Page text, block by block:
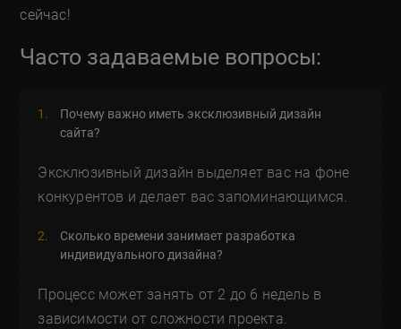
сейчас!
Часто задаваемые вопросы:
Почему важно иметь эксклюзивный дизайн
сайта?
Эксклюзивный дизайн выделяет вас на фоне
конкурентов и делает вас запоминающимся.
Сколько времени занимает разработка
индивидуального дизайна?
Процесс может занять от 2 до 6 недель в
зависимости от сложности проекта.